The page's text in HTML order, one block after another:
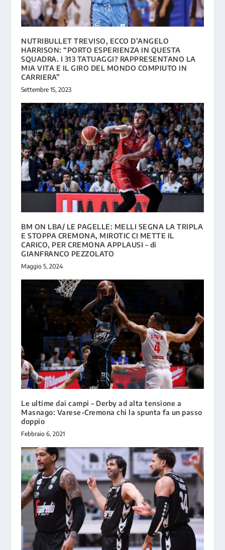
NUTRIBULLET TREVISO, ECCO D’ANGELO
HARRISON: “PORTO ESPERIENZA IN QUESTA
SQUADRA. I 313 TATUAGGI? RAPPRESENTANO LA
MIA VITA E IL GIRO DEL MONDO COMPIUTO IN
CARRIERA”
Settembre 15, 2023
BM ON LBA/ LE PAGELLE: MELLI SEGNA LA TRIPLA
E STOPPA CREMONA, MIROTIC CI METTE IL
CARICO, PER CREMONA APPLAUSI – di
GIANFRANCO PEZZOLATO
Maggio 5, 2024
Le ultime dai campi – Derby ad alta tensione a
Masnago: Varese-Cremona chi la spunta fa un passo
doppio
Febbraio 6, 2021